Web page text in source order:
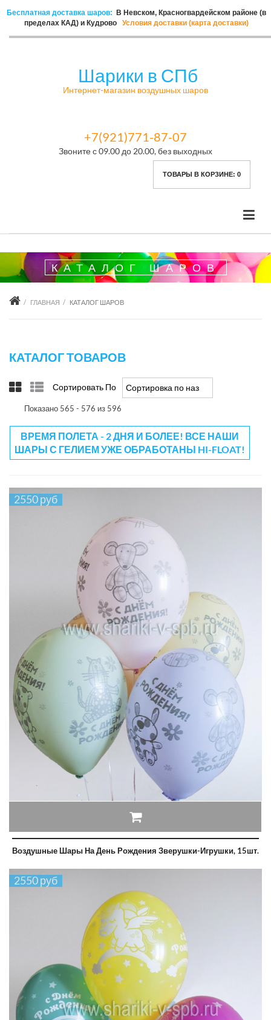
Бесплатная доставка шаров:
В Невском, Красногвардейском районе (в
пределах КАД) и Кудрово
Условия доставки (карта доставки)
Шарики в СПб
Интернет-магазин воздушных шаров
+7(921)771-87-07
Звоните с 09.00 до 20.00, без выходных
ТОВАРЫ В КОРЗИНЕ: 0
КАТАЛОГ ШАРОВ
ГЛАВНАЯ КАТАЛОГ ШАРОВ
КАТАЛОГ ТОВАРОВ
Сортировать По Сортировка по названию товара -/+
Показано 565 - 576 из 596
ВРЕМЯ ПОЛЕТА - 2 ДНЯ И БОЛЕЕ! ВСЕ НАШИ
ШАРЫ С ГЕЛИЕМ УЖЕ ОБРАБОТАНЫ HI-FLOAT!
2550 руб
Воздушные Шары На День Рождения Зверушки-Игрушки, 15шт.
2550 руб